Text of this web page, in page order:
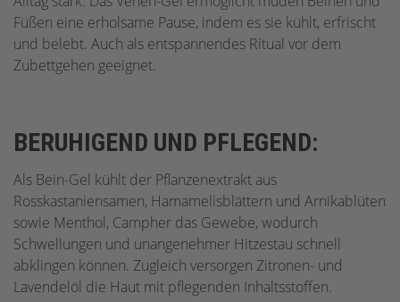
Füßen eine erholsame Pause, indem es sie kühlt, erfrischt
und belebt. Auch als entspannendes Ritual vor dem
Zubettgehen geeignet.
BERUHIGEND UND PFLEGEND:
Als Bein-Gel kühlt der Pflanzenextrakt aus
Rosskastaniensamen, Hamamelisblättern und Arnikablüten
sowie Menthol, Campher das Gewebe, wodurch
Schwellungen und unangenehmer Hitzestau schnell
abklingen können. Zugleich versorgen Zitronen- und
Lavendelöl die Haut mit pflegenden Inhaltsstoffen.